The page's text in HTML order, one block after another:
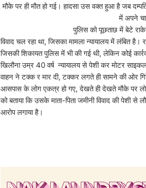
मौके पर ही मौत हो गई। हादसा उस वक्त हुआ है जब
में अपने
पुलिस को पूछताछ में बेटे राकेश ने बताया कि
विवाद चल रहा था, जिसका मामला न्यायालय में लंबित
जिसकी शिकायत पुलिस में भी की गई थी, लेकिन कोई
खिलौना उम्र 40 वर्ष न्यायालय से पेशी कर मोटर
वाहन ने टक्क र मार दी, टक्कर लगते ही सामने की ओर
आसपास के लोग एकत्र हो गए, देखते ही देखते मौके पर
को बताया कि उसके माता-पिता जमीनी विवाद की पेशी से
आरोप लगाया है।